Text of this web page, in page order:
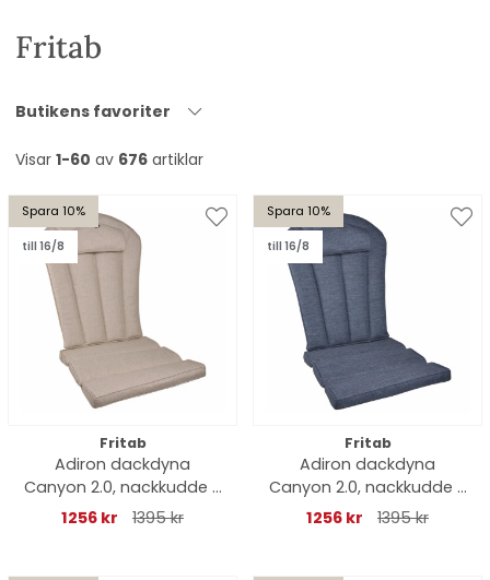
Fritab
Butikens favoriter
Visar 1-60 av 676 artiklar
Spara 10%
till 16/8
Fritab
Adiron dackdyna
Canyon 2.0, nackkudde -
ecru
1256 kr 1395 kr
Spara 10%
till 16/8
Fritab
Adiron dackdyna
Canyon 2.0, nackkudde -
indigo
1256 kr 1395 kr